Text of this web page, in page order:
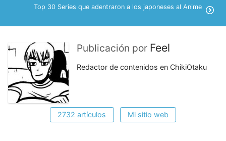
Top 30 Series que adentraron a los japoneses al Anime
Publicación por Feel
Redactor de contenidos en ChikiOtaku
2732 artículos Mi sitio web